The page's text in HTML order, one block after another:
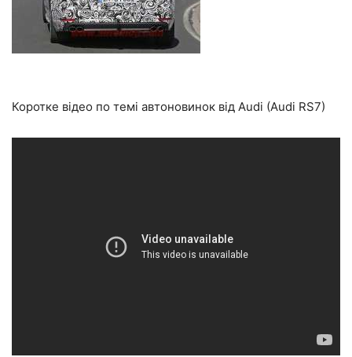
Коротке відео по темі автоновинок від Audi (Audi RS7)